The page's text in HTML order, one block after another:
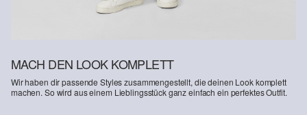
MACH DEN LOOK KOMPLETT
Wir haben dir passende Styles zusammengestellt, die deinen Look komplett
machen. So wird aus einem Lieblingsstück ganz einfach ein perfektes Outfit.